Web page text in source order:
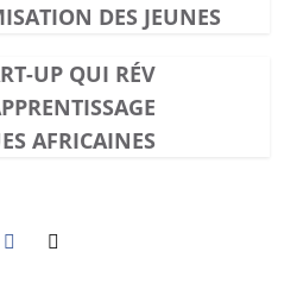
DES JEUNES
UP QUI RÉV
AFRICAINES